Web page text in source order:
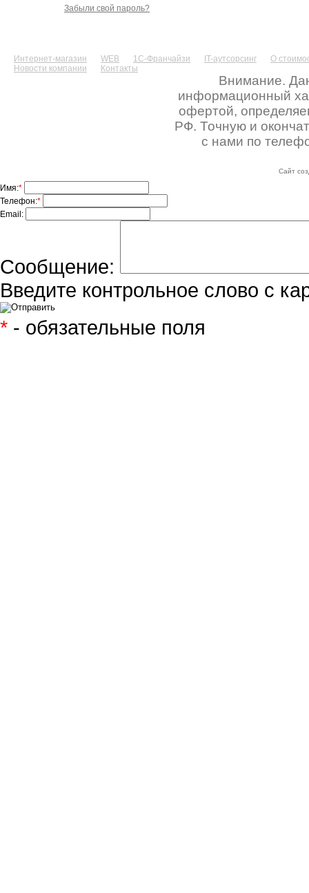
Забыли свой пароль?
Интернет-магазин WEB 1С-Франчайзи IT-аутсорсинг
О
Новости компании
Контакты
Внимание.
информационный
офертой,
РФ. Точную и
с нами по
Сайт
Имя:*
Телефон:*
Email:
Сообщение:
Введите контрольное слово с
* - обязательные поля